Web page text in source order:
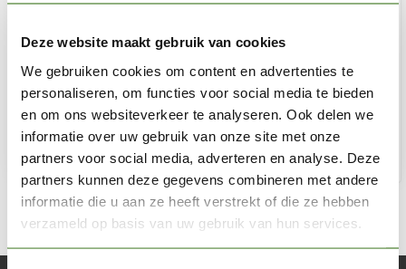
Deze website maakt gebruik van cookies
We gebruiken cookies om content en advertenties te
personaliseren, om functies voor social media te bieden
en om ons websiteverkeer te analyseren. Ook delen we
informatie over uw gebruik van onze site met onze
partners voor social media, adverteren en analyse. Deze
partners kunnen deze gegevens combineren met andere
informatie die u aan ze heeft verstrekt of die ze hebben
verzameld op basis van uw gebruik van hun services.
Micro Brushes assorted pack - 40pcs - 359
€11,06
Niet op voorraad